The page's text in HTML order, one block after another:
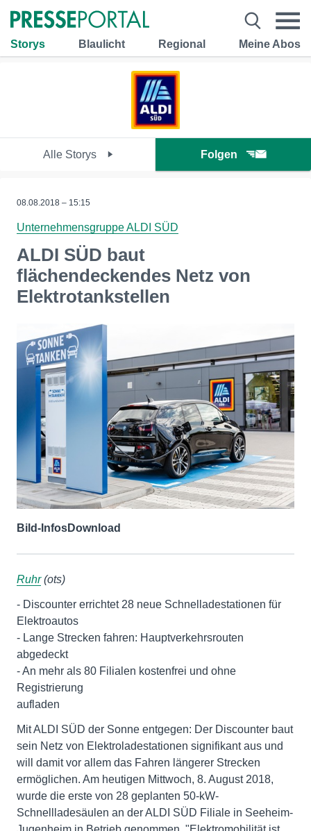
Storys Blaulicht Regional Meine Abos
Alle Storys Folgen
08.08.2018 – 15:15
Unternehmensgruppe ALDI SÜD
ALDI SÜD baut
flächendeckendes Netz von
Elektrotankstellen
Bild-InfosDownload
Ruhr(ots)
- Discounter errichtet 28 neue Schnelladestationen für
Elektroautos
- Lange Strecken fahren: Hauptverkehrsrouten
abgedeckt
- An mehr als 80 Filialen kostenfrei und ohne
Registrierung
aufladen
Mit ALDI SÜD der Sonne entgegen: Der Discounter baut
sein Netz von Elektroladestationen signifikant aus und
will damit vor allem das Fahren längerer Strecken
ermöglichen. Am heutigen Mittwoch, 8. August 2018,
wurde die erste von 28 geplanten 50-kW-
Schnellladesäulen an der ALDI SÜD Filiale in Seeheim-